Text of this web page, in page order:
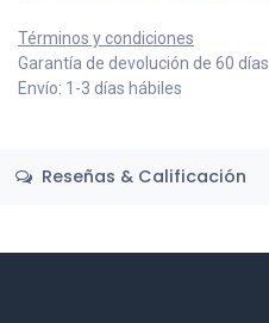
Términos y condiciones
Garantía de devolución de 60 días
Envío: 1-3 días hábiles
Reseñas & Calificación